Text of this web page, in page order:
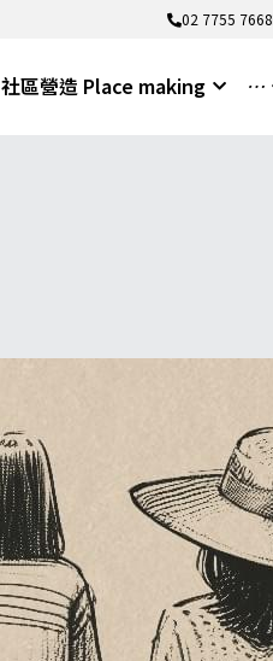
02 7755 7668
02 7755 7668
社區營造 Place making …